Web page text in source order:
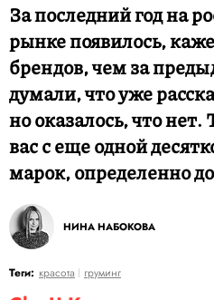
За последний год на
рынке появилось,
брендов, чем за
думали, что уже
но оказалось, что
вас с еще одной
марок, определенно
НИНА НАБОКОВА
Теги: красота груминг